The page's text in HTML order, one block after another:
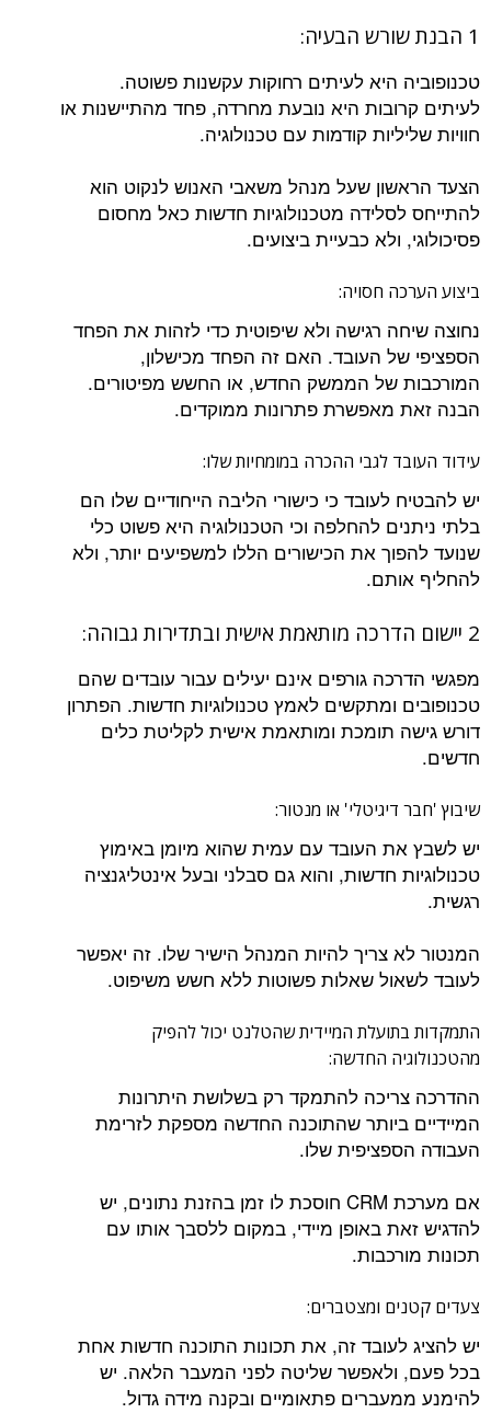
1 הבנת שורש הבעיה:
טכנופוביה היא לעיתים רחוקות עקשנות פשוטה.
לעיתים קרובות היא נובעת מחרדה, פחד מהתיישנות או
חוויות שליליות קודמות עם טכנולוגיה.
הצעד הראשון שעל מנהל משאבי האנוש לנקוט הוא
להתייחס לסלידה מטכנולוגיות חדשות כאל מחסום
פסיכולוגי, ולא כבעיית ביצועים.
ביצוע הערכה חסויה:
נחוצה שיחה רגישה ולא שיפוטית כדי לזהות את הפחד
הספציפי של העובד. האם זה הפחד מכישלון,
המורכבות של הממשק החדש, או החשש מפיטורים.
הבנה זאת מאפשרת פתרונות ממוקדים.
עידוד העובד לגבי ההכרה במומחיות שלו:
יש להבטיח לעובד כי כישורי הליבה הייחודיים שלו הם
בלתי ניתנים להחלפה וכי הטכנולוגיה היא פשוט כלי
שנועד להפוך את הכישורים הללו למשפיעים יותר, ולא
להחליף אותם.
2 יישום הדרכה מותאמת אישית ובתדירות גבוהה:
מפגשי הדרכה גורפים אינם יעילים עבור עובדים שהם
טכנופובים ומתקשים לאמץ טכנולוגיות חדשות. הפתרון
דורש גישה תומכת ומותאמת אישית לקליטת כלים
חדשים.
שיבוץ 'חבר דיגיטלי' או מנטור:
יש לשבץ את העובד עם עמית שהוא מיומן באימוץ
טכנולוגיות חדשות, והוא גם סבלני ובעל אינטליגנציה
רגשית.
המנטור לא צריך להיות המנהל הישיר שלו. זה יאפשר
לעובד לשאול שאלות פשוטות ללא חשש משיפוט.
התמקדות בתועלת המיידית שהטלנט יכול להפיק
מהטכנולוגיה החדשה:
ההדרכה צריכה להתמקד רק בשלושת היתרונות
המיידיים ביותר שהתוכנה החדשה מספקת לזרימת
העבודה הספציפית שלו.
אם מערכת CRM חוסכת לו זמן בהזנת נתונים, יש
להדגיש זאת באופן מיידי, במקום ללסבך אותו עם
תכונות מורכבות.
צעדים קטנים ומצטברים:
יש להציג לעובד זה, את תכונות התוכנה חדשות אחת
בכל פעם, ולאפשר שליטה לפני המעבר הלאה. יש
להימנע ממעברים פתאומיים ובקנה מידה גדול.